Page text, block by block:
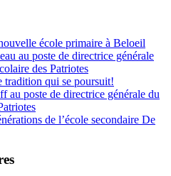
école primaire à Beloeil
au poste de directrice générale
des Patriotes
tradition qui se poursuit!
poste de directrice générale du
de l’école secondaire De